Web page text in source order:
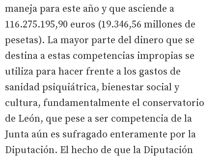
maneja para este año y que asciende a
116.275.195,90 euros (19.346,56 millones de
pesetas). La mayor parte del dinero que se
destina a estas competencias impropias se
utiliza para hacer frente a los gastos de
sanidad psiquiátrica, bienestar social y
cultura, fundamentalmente el conservatorio
de León, que pese a ser competencia de la
Junta aún es sufragado enteramente por la
Diputación. El hecho de que la Diputación